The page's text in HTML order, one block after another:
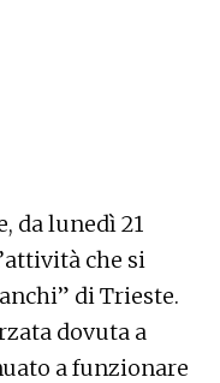
da lunedì 21
che si
di Trieste.
dovuta a
a funzionare